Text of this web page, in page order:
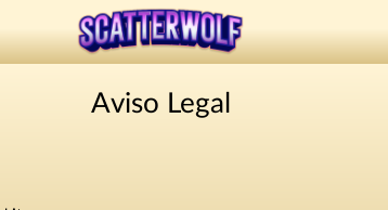
Aviso Legal